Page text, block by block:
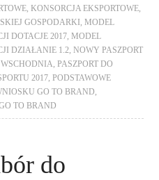
KONSORCJA EKSPORTOWE
GOSPODARKI
MODEL
DOTACJE 2017
MODEL
DZIAŁANIE 1.2
NOWY PASZPORT
WSCHODNIA
PASZPORT DO
2017
PODSTAWOWE
GO TO BRAND
TO BRAND
do